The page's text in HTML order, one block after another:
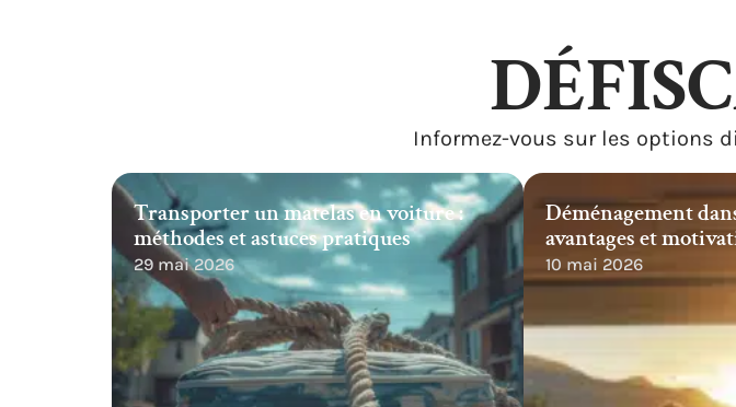
Informez-vous sur les options
Transporter un matelas en voiture :
méthodes et astuces pratiques
29 mai 2026
Déménagement
avantages et
10 mai 2026